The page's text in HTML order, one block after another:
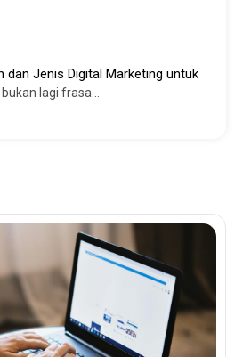
dan Jenis Digital Marketing untuk
lagi frasa...